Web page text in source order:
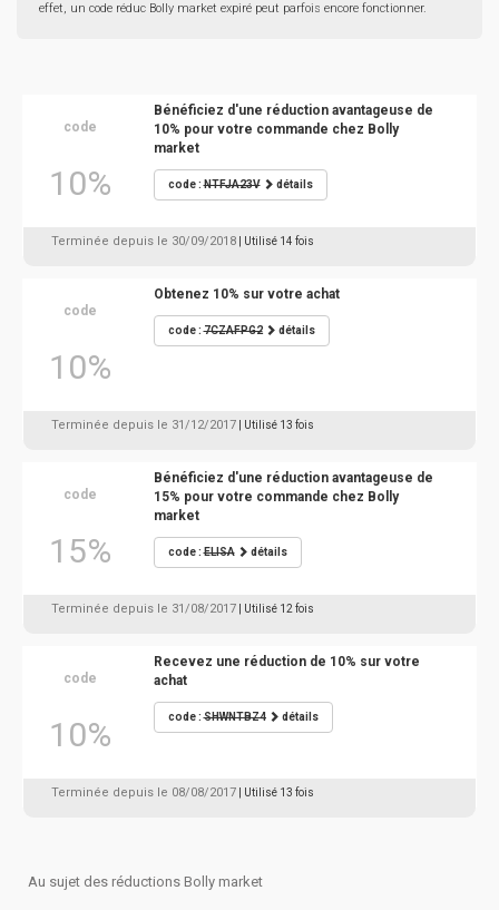
effet, un code réduc Bolly market expiré peut parfois encore fonctionner.
code
10%
Bénéficiez d'une réduction avantageuse de
10% pour votre commande chez Bolly
market
code :NTFJA23V détails
Terminée depuis le 30/09/2018 | Utilisé 14 fois
code
10%
Obtenez 10% sur votre achat
code :7CZAFPG2 détails
Terminée depuis le 31/12/2017 | Utilisé 13 fois
code
15%
Bénéficiez d'une réduction avantageuse de
15% pour votre commande chez Bolly
market
code :ELISA détails
Terminée depuis le 31/08/2017 | Utilisé 12 fois
code
10%
Recevez une réduction de 10% sur votre
achat
code :SHWNTBZ4 détails
Terminée depuis le 08/08/2017 | Utilisé 13 fois
Au sujet des réductions Bolly market